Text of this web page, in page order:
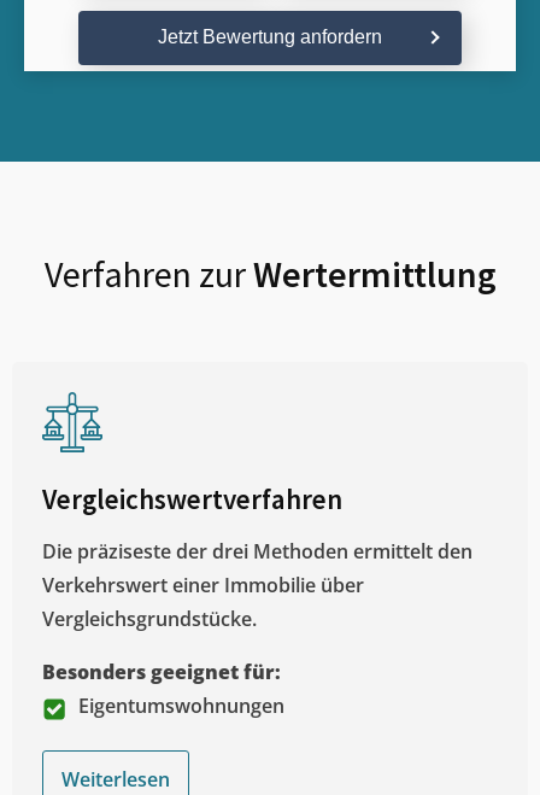
Jetzt Bewertung anfordern
Verfahren zurWertermittlung
Vergleichswertverfahren
Die präziseste der drei Methoden ermittelt den
Verkehrswert einer Immobilie über
Vergleichsgrundstücke.
Besonders geeignet für:
Eigentumswohnungen
Weiterlesen